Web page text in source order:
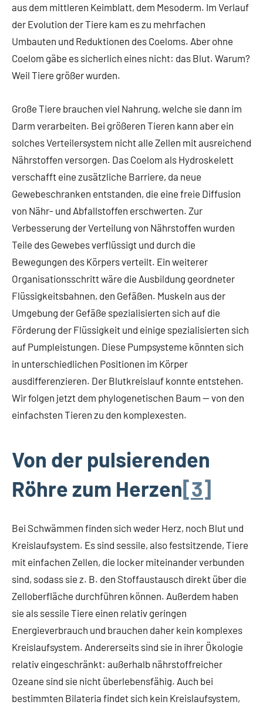
aus dem mittleren Keimblatt, dem Mesoderm. Im Verlauf
der Evolution der Tiere kam es zu mehrfachen
Umbauten und Reduktionen des Coeloms. Aber ohne
Coelom gäbe es sicherlich eines nicht: das Blut. Warum?
Weil Tiere größer wurden.
Große Tiere brauchen viel Nahrung, welche sie dann im
Darm verarbeiten. Bei größeren Tieren kann aber ein
solches Verteilersystem nicht alle Zellen mit ausreichend
Nährstoffen versorgen. Das Coelom als Hydroskelett
verschafft eine zusätzliche Barriere, da neue
Gewebeschranken entstanden, die eine freie Diffusion
von Nähr- und Abfallstoffen erschwerten. Zur
Verbesserung der Verteilung von Nährstoffen wurden
Teile des Gewebes verflüssigt und durch die
Bewegungen des Körpers verteilt. Ein weiterer
Organisationsschritt wäre die Ausbildung geordneter
Flüssigkeitsbahnen, den Gefäßen. Muskeln aus der
Umgebung der Gefäße spezialisierten sich auf die
Förderung der Flüssigkeit und einige spezialisierten sich
auf Pumpleistungen. Diese Pumpsysteme könnten sich
in unterschiedlichen Positionen im Körper
ausdifferenzieren. Der Blutkreislauf konnte entstehen.
Wir folgen jetzt dem phylogenetischen Baum — von den
einfachsten Tieren zu den komplexesten.
Von der pulsierenden
Röhre zum Herzen[3]
Bei Schwämmen finden sich weder Herz, noch Blut und
Kreislaufsystem. Es sind sessile, also festsitzende, Tiere
mit einfachen Zellen, die locker miteinander verbunden
sind, sodass sie z. B. den Stoffaustausch direkt über die
Zelloberfläche durchführen können. Außerdem haben
sie als sessile Tiere einen relativ geringen
Energieverbrauch und brauchen daher kein komplexes
Kreislaufsystem. Andererseits sind sie in ihrer Ökologie
relativ eingeschränkt: außerhalb nährstoffreicher
Ozeane sind sie nicht überlebensfähig. Auch bei
bestimmten Bilateria findet sich kein Kreislaufsystem,